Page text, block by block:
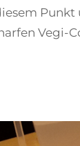
Punkt
Vegi-